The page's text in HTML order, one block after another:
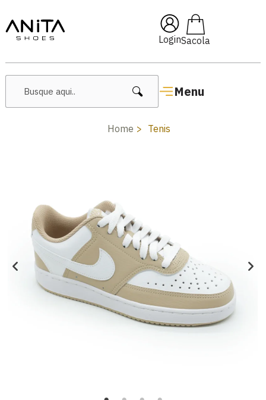
Login
Menu
🔥 Lançamentos Femininos
Home Tenis